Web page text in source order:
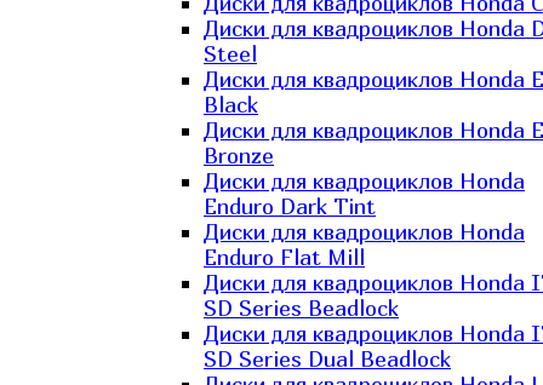
Диски для квадроциклов Honda
Steel
Диски для квадроциклов Honda
Black
Диски для квадроциклов Honda
Bronze
Диски для квадроциклов Honda
Enduro Dark Tint
Диски для квадроциклов Honda
Enduro Flat Mill
Диски для квадроциклов Honda
SD Series Beadlock
Диски для квадроциклов Honda
SD Series Dual Beadlock